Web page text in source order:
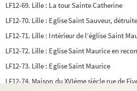
LF12-69. Lille : La tour Sainte Catherine
LF12-70. Lille : Eglise Saint Sauveur,
LF12-71. Lille : Intérieur de l’église Saint
LF12-72. Lille : Eglise Saint Maurice en
LF12-73. Lille : Eglise Saint Maurice
LF12-74. Maison du XVIème siècle rue de